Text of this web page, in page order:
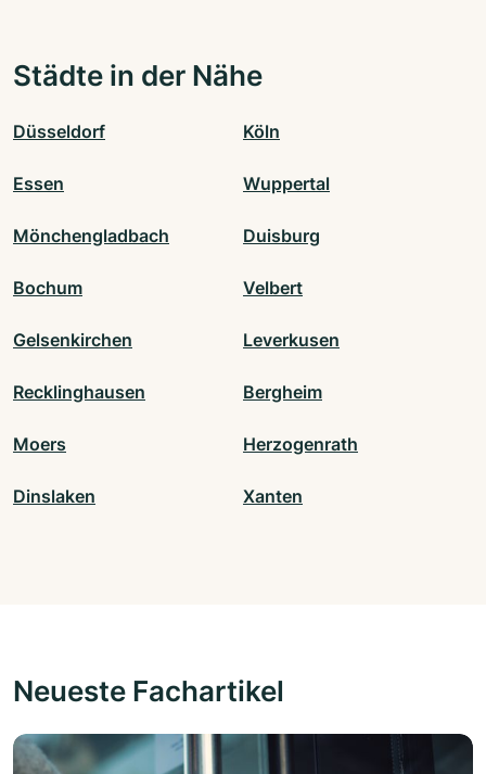
Städte in der Nähe
Düsseldorf Köln
Essen Wuppertal
Mönchengladbach Duisburg
Bochum Velbert
Gelsenkirchen Leverkusen
Recklinghausen Bergheim
Moers Herzogenrath
Dinslaken Xanten
Neueste Fachartikel